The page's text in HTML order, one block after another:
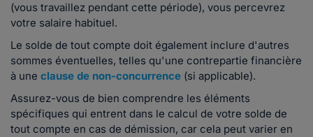
(vous travaillez pendant cette période), vous percevrez
votre salaire habituel.
Le solde de tout compte doit également inclure d'autres
sommes éventuelles, telles qu'une contrepartie financière
à une clause de non-concurrence (si applicable).
Assurez-vous de bien comprendre les éléments
spécifiques qui entrent dans le calcul de votre solde de
tout compte en cas de démission, car cela peut varier en